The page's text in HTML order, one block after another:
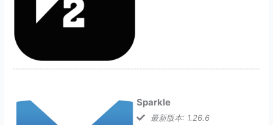
Sparkle
最新版本: 1.26.6